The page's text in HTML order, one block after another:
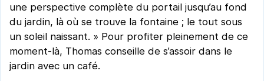
une perspective complète du portail jusqu’au fond
du jardin, là où se trouve la fontaine ; le tout sous
un soleil naissant. » Pour profiter pleinement de ce
moment-là, Thomas conseille de s’assoir dans le
jardin avec un café.